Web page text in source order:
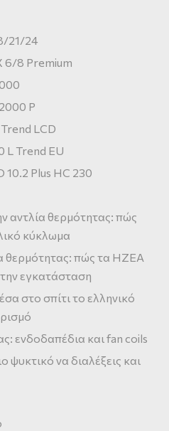
21/24
6/8 Premium
P
LCD
L Trend EU
10.2 Plus HC 230
αντλία θερμότητας: πώς
κύκλωμα
θερμότητας: πώς τα HZEA
εγκατάσταση
στο σπίτι το ελληνικό
ενδοδαπέδια και fan coils
ψυκτικό να διαλέξεις και